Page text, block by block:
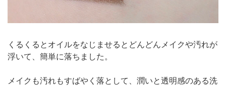
くるくるとオイルをなじませるとどんどんメイクや汚れが
浮いて、簡単に落ちました。
メイクも汚れもすばやく落として、潤いと透明感のある洗